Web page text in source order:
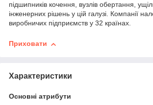
підшипників кочення, вузлів обертання,
інженерних рішень у цій галузі. Компанії
виробничих підприємств у 32 країнах.
Приховати
Характеристики
Основні атрибути